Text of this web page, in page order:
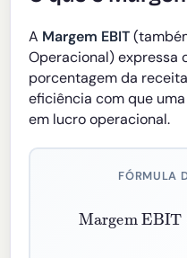
A Margem EBIT
Operacional) expressa
porcentagem da
eficiência com que
em lucro operacional.
FÓRMULA